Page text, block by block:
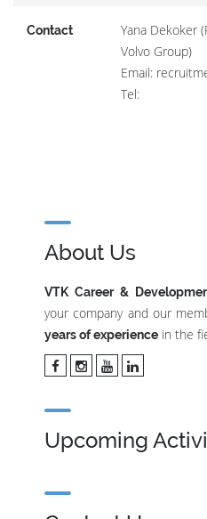
Contact
Yana Dekoker
Volvo Group)
Email:
Tel:
About Us
VTK Career &
your company and our
years of experience in the
Upcoming